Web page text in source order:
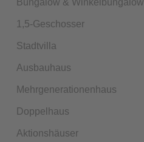
1,5-Geschosser
Stadtvilla
Ausbauhaus
Mehrgenerationenhaus
Doppelhaus
Aktionshäuser